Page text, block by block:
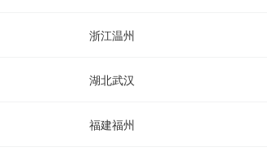
浙江温州
湖北武汉
福建福州